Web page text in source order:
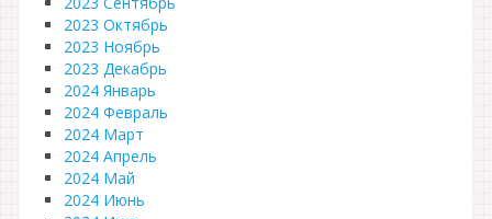
2023 Октябрь
2023 Ноябрь
2023 Декабрь
2024 Январь
2024 Февраль
2024 Март
2024 Апрель
2024 Май
2024 Июнь